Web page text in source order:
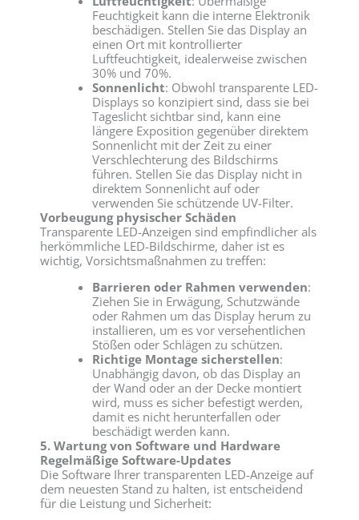
Feuchtigkeit kann die interne Elektronik
beschädigen. Stellen Sie das Display an
einen Ort mit kontrollierter
Luftfeuchtigkeit, idealerweise zwischen
30% und 70%.
Sonnenlicht: Obwohl transparente LED-
Displays so konzipiert sind, dass sie bei
Tageslicht sichtbar sind, kann eine
längere Exposition gegenüber direktem
Sonnenlicht mit der Zeit zu einer
Verschlechterung des Bildschirms
führen. Stellen Sie das Display nicht in
direktem Sonnenlicht auf oder
verwenden Sie schützende UV-Filter.
Vorbeugung physischer Schäden
Transparente LED-Anzeigen sind empfindlicher als
herkömmliche LED-Bildschirme, daher ist es
wichtig, Vorsichtsmaßnahmen zu treffen:
Barrieren oder Rahmen verwenden:
Ziehen Sie in Erwägung, Schutzwände
oder Rahmen um das Display herum zu
installieren, um es vor versehentlichen
Stößen oder Schlägen zu schützen.
Richtige Montage sicherstellen:
Unabhängig davon, ob das Display an
der Wand oder an der Decke montiert
wird, muss es sicher befestigt werden,
damit es nicht herunterfallen oder
beschädigt werden kann.
5. Wartung von Software und Hardware
Regelmäßige Software-Updates
Die Software Ihrer transparenten LED-Anzeige auf
dem neuesten Stand zu halten, ist entscheidend
für die Leistung und Sicherheit: